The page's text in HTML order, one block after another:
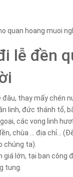
lễ đền
đâu, thay mấy chén
linh, đức thánh tổ,
các vong linh
chùa … địa chỉ…
chúng ta).
lớn, tại ban công
tung.